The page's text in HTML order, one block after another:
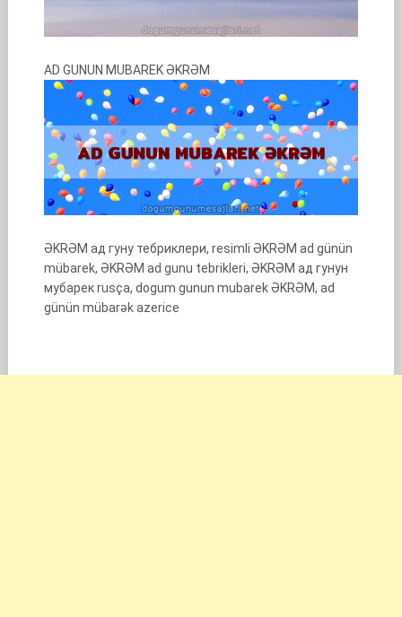
AD GUNUN MUBAREK ƏKRƏM
ƏKRƏM ад гуну тебриклери, resimli ƏKRƏM ad günün
mübarek, ƏKRƏM ad gunu tebrikleri, ƏKRƏM ад гунун
мубарек rusça, dogum gunun mubarek ƏKRƏM, ad
günün mübarək azerice